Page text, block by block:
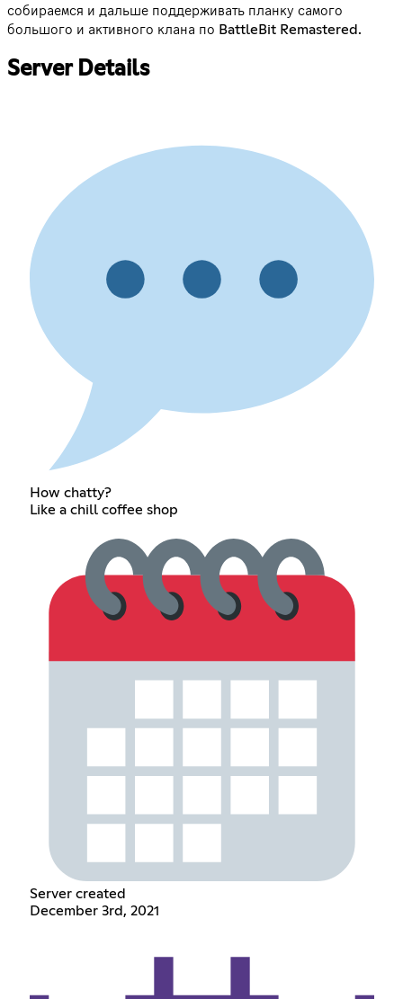
собираемся и дальше поддерживать планку самого
большого и активного клана по BattleBit Remastered.
Server Details
How chatty?
Like a chill coffee shop
Server created
December 3rd, 2021